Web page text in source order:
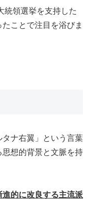
統領選挙を支持した
ことで注目を浴びま
タナ右翼」という言葉
想的背景と文脈を持
的に改良する主流派